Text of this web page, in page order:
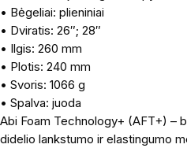
• Bėgeliai: plieniniai
• Dviratis: 26″; 28″
• Ilgis: 260 mm
• Plotis: 240 mm
• Svoris: 1066 g
• Spalva: juoda
Abi Foam Technology+ (AFT+) –
didelio lankstumo ir elastingumo